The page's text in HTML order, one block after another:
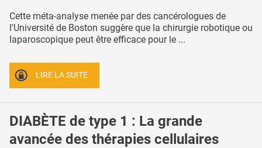
Cette méta-analyse menée par des cancérologues de
l'Université de Boston suggère que la chirurgie robotique ou
laparoscopique peut être efficace pour le ...
LIRE LA SUITE
DIABÈTE de type 1 : La grande
avancée des thérapies cellulaires